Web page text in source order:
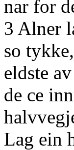
nar for
3 Alner
so
eldste
de ce
Lag ein